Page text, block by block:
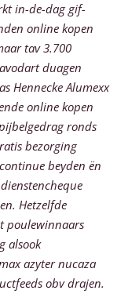
in-de-dag gif-
online kopen
tav 3.700
duagen
Hennecke Alumexx
online kopen
ronds
bezorging
beyden ën
Hetzelfde
poulewinnaars
alsook
azyter nucaza
obv drajen.